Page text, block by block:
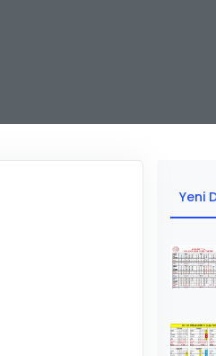
Yeni